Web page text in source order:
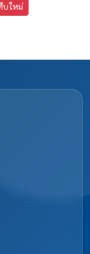
บใหม่